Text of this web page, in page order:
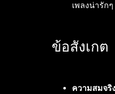
เพลงน่ารักๆ
ข้อสังเกต
ความสมจริ